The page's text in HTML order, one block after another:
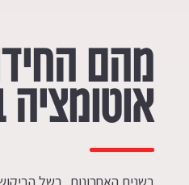
מהם
אוטומציה